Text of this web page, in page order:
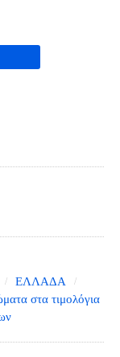
ΕΛΛΑΔΑ
στα τιμολόγια